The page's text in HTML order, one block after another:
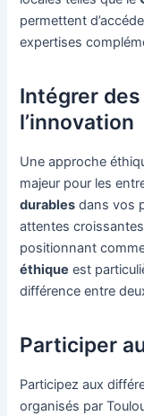
permettent
expertises
Intégrer
l’innovation
Une approche
majeur pour les
durables dans vos
attentes
positionnant
éthique est
différence entre
Participer
Participez aux
organisés par